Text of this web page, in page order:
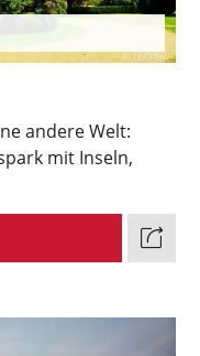
andere Welt:
mit Inseln,